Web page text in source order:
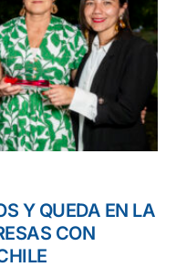
Y QUEDA EN LA
CON